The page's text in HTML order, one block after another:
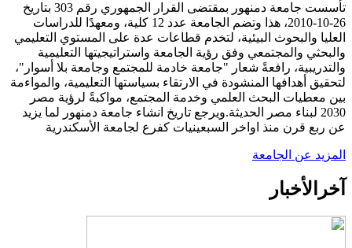
تأسست جامعة دمنهور بمقتضى القرار الجمهوري رقم 303 بتاريخ
26-10-2010، هذا وتضم الجامعة عدد 12 كلية، ومعهدًا للدراسات
العليا والبحوث البيئية، لتخدم قطاعات عدة على المستوي التعليمي
والبحثي والمجتمعي وفق رؤية الجامعة واستراتيجيتها التعليمية
والتدريبية، رافعةً شعار "جامعة خادمة للمجتمع وجامعة بلا أسوار"،
لتحقيق أهدافها المنشودة في الارتقاء بسياستها التعليمية، والمواءمة
بين معطيات البحث العلمي وخدمة المجتمع، مواكبةً لرؤية مصر
2030 لبناء مصر الحديثة.ويرجع تاريخ انشاء جامعة دمنهور لما يزيد
عن ربع قرن منذ اواخر السبعينيات كفرع لجامعة الأسكندرية
المزيد عن الجامعة
آخر الأخبار